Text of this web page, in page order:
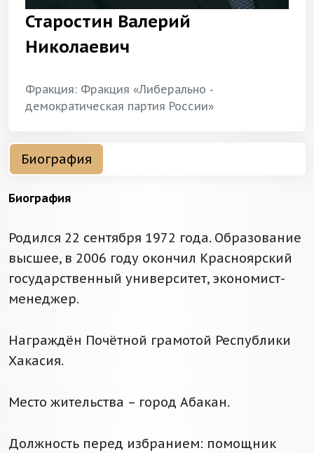
Старостин Валерий
Николаевич
Фракция: Фракция «Либерально -
демократическая партия России»
Биография
Биография
Родился 22 сентября 1972 года. Образование
высшее, в 2006 году окончил Красноярский
государственный университет, экономист-
менеджер.
Награждён Почётной грамотой Республики
Хакасия.
Место жительства – город Абакан.
Должность перед избранием: помощник